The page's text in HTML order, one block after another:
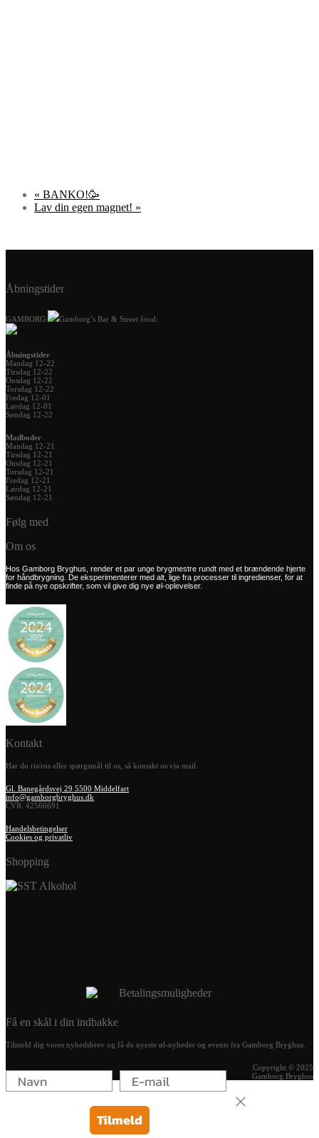
« BANKO!🥳
Lav din egen magnet! »
Åbningstider
GAMBORG: Gamborg’s Bar & Street food:
Åbningstider
Mandag 12-22
Tirsdag 12-22
Onsdag 12-22
Torsdag 12-22
Fredag 12-01
Lørdag 12-01
Søndag 12-22
Madboder
Mandag 12-21
Tirsdag 12-21
Onsdag 12-21
Torsdag 12-21
Fredag 12-21
Lørdag 12-21
Søndag 12-21
Følg med
Om os
Hos Gamborg Bryghus, render et par unge brygmestre rundt med et brændende hjerte
for håndbrygning. De eksperimenterer med alt, lige fra processer til ingredienser, for at
finde på nye opskrifter, som vil give dig nye øl-oplevelser.
Kontakt
Har du ris/ros eller spørgsmål til os, så kontakt os via mail.
Gl. Banegårdsvej 29 5500 Middelfart
info@gamborgbryghus.dk
CVR: 42566691
Handelsbetingelser
Cookies og privatliv
Shopping
Få en skål i din indbakke
Tilmeld dig vores nyhedsbrev og få de nyeste øl-nyheder og events fra Gamborg Bryghus.
Tilmeld
Copyright © 2025
Gamborg Bryghus